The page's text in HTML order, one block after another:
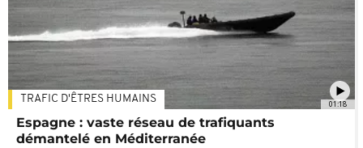
01:18
TRAFIC D'ÊTRES HUMAINS
Espagne : vaste réseau de trafiquants
démantelé en Méditerranée